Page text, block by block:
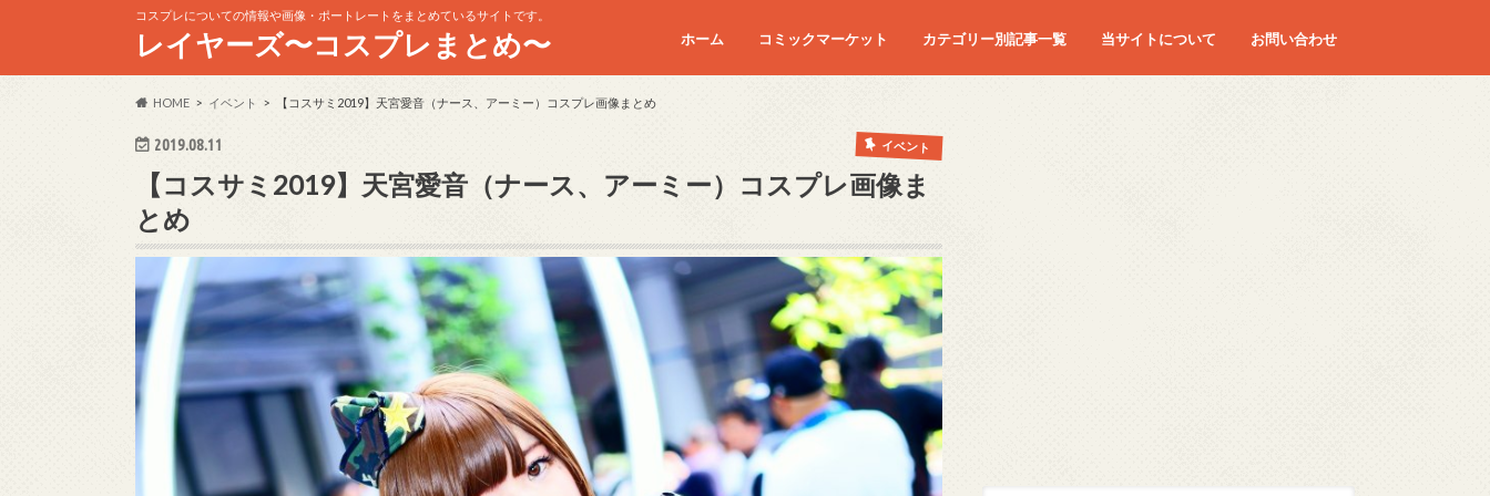
コスプレについての情報や画像・ポートレートをまとめているサイトです。
レイヤーズ〜コスプレまとめ〜 ホーム コミックマーケット
コミケC90
コミケC91
コミケC92
コミケC93
コミケC94
コミケC95
カテゴリー別記事一覧 当サイトについて お問い合わせ
HOME イベント 【コスサミ2019】天宮愛音（ナース、アーミー）コスプレ画像まとめ
2019.08.11 イベント
【コスサミ2019】天宮愛音（ナース、アーミー）コスプレ画像ま
とめ